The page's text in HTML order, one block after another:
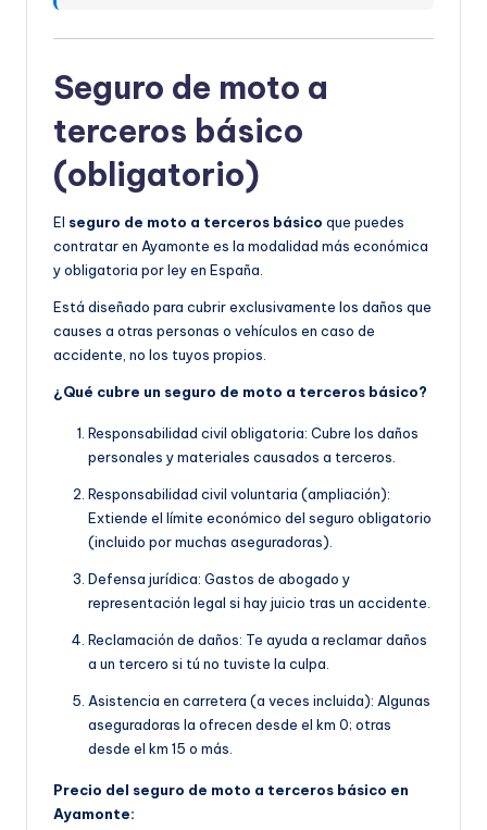
Seguro de moto a
terceros básico
(obligatorio)
El seguro de moto a terceros básico que puedes
contratar en Ayamonte es la modalidad más económica
y obligatoria por ley en España.
Está diseñado para cubrir exclusivamente los daños que
causes a otras personas o vehículos en caso de
accidente, no los tuyos propios.
¿Qué cubre un seguro de moto a terceros básico?
Responsabilidad civil obligatoria: Cubre los daños
personales y materiales causados a terceros.
Responsabilidad civil voluntaria (ampliación):
Extiende el límite económico del seguro obligatorio
(incluido por muchas aseguradoras).
Defensa jurídica: Gastos de abogado y
representación legal si hay juicio tras un accidente.
Reclamación de daños: Te ayuda a reclamar daños
a un tercero si tú no tuviste la culpa.
Asistencia en carretera (a veces incluida): Algunas
aseguradoras la ofrecen desde el km 0; otras
desde el km 15 o más.
Precio del seguro de moto a terceros básico en
Ayamonte: